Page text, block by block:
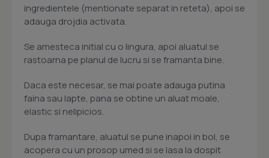
ingredientele (mentionate separat in reteta), apoi se
adauga drojdia activata.
Se amesteca initial cu o lingura, apoi aluatul se
rastoarna pe planul de lucru si se framanta bine.
Daca este necesar, se mai poate adauga putina
faina sau lapte, pana se obtine un aluat moale,
elastic si nelipicios.
Dupa framantare, aluatul se pune inapoi in bol, se
acopera cu un prosop umed si se lasa la dospit